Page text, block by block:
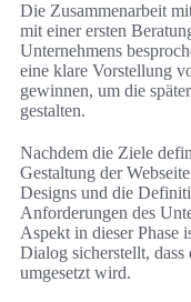
Die Zusammenarbeit
mit einer ersten
Unternehmens
eine klare Vorstellung
gewinnen, um die
gestalten.
Nachdem die Ziele
Gestaltung der
Designs und die
Anforderungen des
Aspekt in dieser Phase
Dialog sicherstellt, dass
umgesetzt wird.